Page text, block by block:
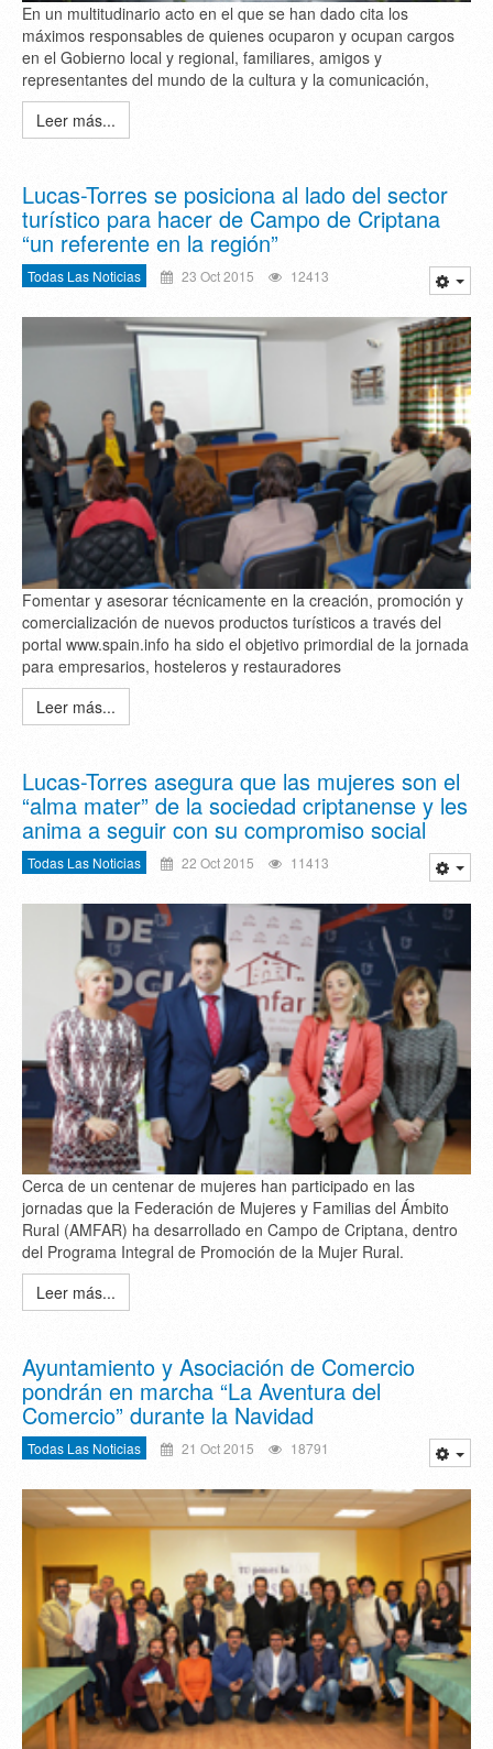
En un multitudinario acto en el que se han dado cita los
máximos responsables de quienes ocuparon y ocupan cargos
en el Gobierno local y regional, familiares, amigos y
representantes del mundo de la cultura y la comunicación,
Leer más...
Lucas-Torres se posiciona al lado del sector
turístico para hacer de Campo de Criptana
“un referente en la región”
Todas Las Noticias 23 Oct 2015 12413
Fomentar y asesorar técnicamente en la creación, promoción y
comercialización de nuevos productos turísticos a través del
portal www.spain.info ha sido el objetivo primordial de la jornada
para empresarios, hosteleros y restauradores
Leer más...
Lucas-Torres asegura que las mujeres son el
“alma mater” de la sociedad criptanense y les
anima a seguir con su compromiso social
Todas Las Noticias 22 Oct 2015 11413
Cerca de un centenar de mujeres han participado en las
jornadas que la Federación de Mujeres y Familias del Ámbito
Rural (AMFAR) ha desarrollado en Campo de Criptana, dentro
del Programa Integral de Promoción de la Mujer Rural.
Leer más...
Ayuntamiento y Asociación de Comercio
pondrán en marcha “La Aventura del
Comercio” durante la Navidad
Todas Las Noticias 21 Oct 2015 18791